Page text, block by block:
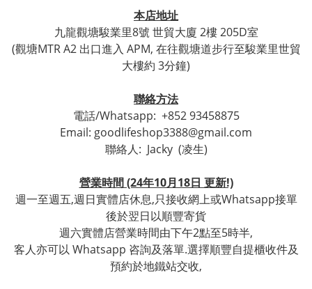
本店地址
九龍觀塘駿業里8號 世貿大廈 2樓 205D室
(觀塘MTR A2 出口進入 APM, 在往觀塘道步行至駿業里世貿
大樓約 3分鐘)
聯絡方法
電話/Whatsapp: +852 93458875
Email: goodlifeshop3388@gmail.com
聯絡人: Jacky (凌生)
營業時間 (24年10月18日 更新!)
週一至週五,週日實體店休息,只接收網上或Whatsapp接單
後於翌日以順豐寄貨
週六實體店營業時間由下午2點至5時半,
客人亦可以 Whatsapp 咨詢及落單.選擇順豐自提櫃收件及
預約於地鐵站交收,